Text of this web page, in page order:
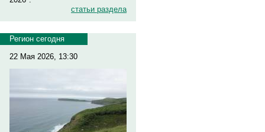
статьи раздела
Регион сегодня
22 Мая 2026, 13:30